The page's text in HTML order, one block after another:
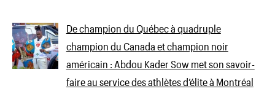
De champion du Québec à quadruple
champion du Canada et champion noir
américain : Abdou Kader Sow met son savoir-
faire au service des athlètes d’élite à Montréal